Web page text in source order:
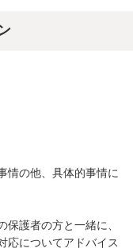
情の他、具体的事情に
護者の方と一緒に、
応についてアドバイス